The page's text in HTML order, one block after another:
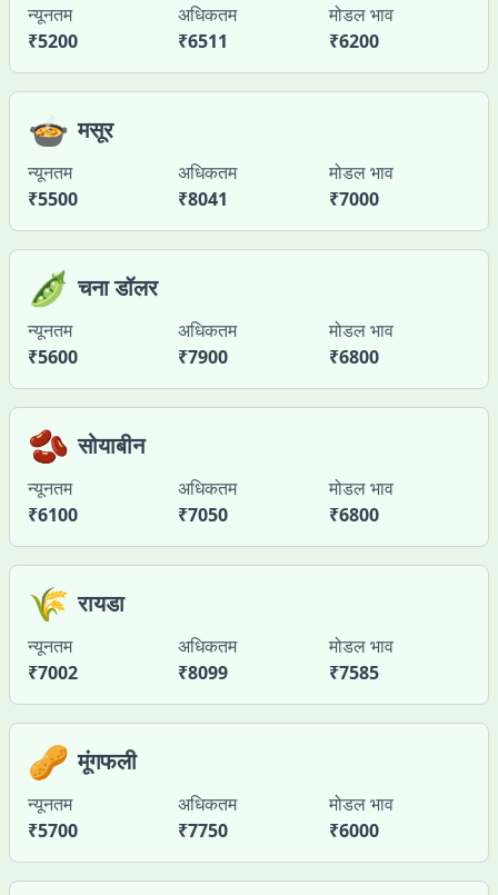
न्यूनतम
₹5200
अधिकतम
₹6511
मोडल भाव
₹6200
🍲 मसूर
न्यूनतम
₹5500
अधिकतम
₹8041
मोडल भाव
₹7000
🫛 चना डॉलर
न्यूनतम
₹5600
अधिकतम
₹7900
मोडल भाव
₹6800
🫘 सोयाबीन
न्यूनतम
₹6100
अधिकतम
₹7050
मोडल भाव
₹6800
🌾 रायडा
न्यूनतम
₹7002
अधिकतम
₹8099
मोडल भाव
₹7585
🥜 मूंगफली
न्यूनतम
₹5700
अधिकतम
₹7750
मोडल भाव
₹6000